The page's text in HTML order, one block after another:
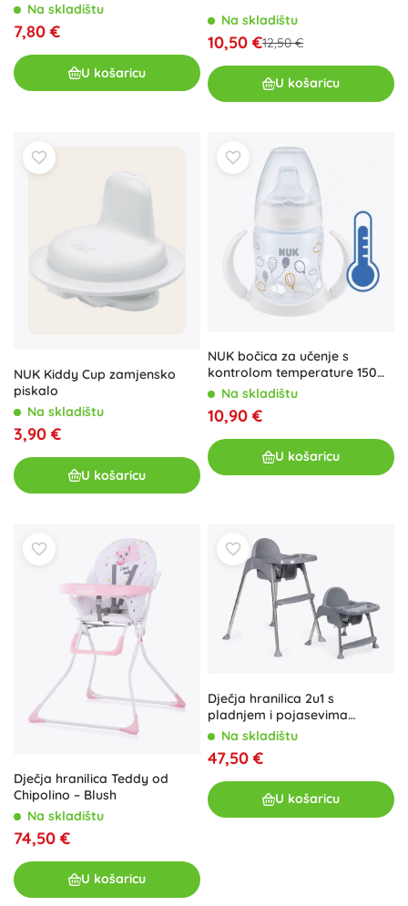
Na skladištu
7,80 €
U košaricu
Na skladištu
10,50 €12,50 €
U košaricu
NUK Kiddy Cup zamjensko
piskalo
Na skladištu
3,90 €
U košaricu
NUK bočica za učenje s
kontrolom temperature 150
ml bijela
Na skladištu
10,90 €
U košaricu
Dječja hranilica Teddy od
Chipolino – Blush
Na skladištu
74,50 €
U košaricu
Dječja hranilica 2u1 s
pladnjem i pojasevima
ecotoys
Na skladištu
47,50 €
U košaricu